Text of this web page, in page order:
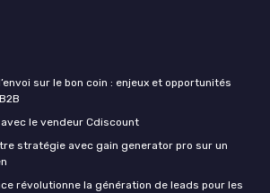
sur le bon coin : enjeux et opportunités
le vendeur Cdiscount
stratégie avec gain generator pro sur un
révolutionne la génération de leads pour les